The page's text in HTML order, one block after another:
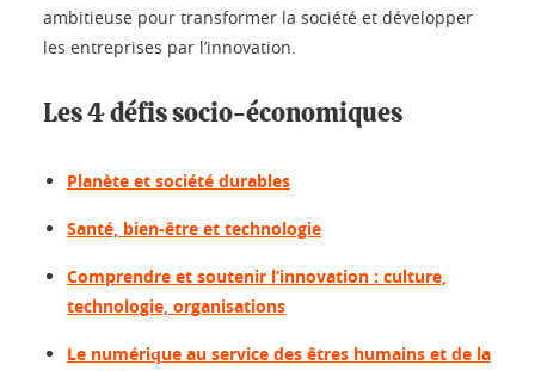
ambitieuse pour transformer la société et développer
les entreprises par l’innovation.
Les 4 défis socio-économiques
Planète et société durables
Santé, bien-être et technologie
Comprendre et soutenir l’innovation : culture,
technologie, organisations
Le numérique au service des êtres humains et de la